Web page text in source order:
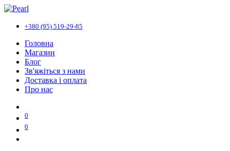
+380 (95) 519-29-85
Головна
Магазин
Блог
Зв'яжіться з нами
Доставка і оплата
Про нас
0
0